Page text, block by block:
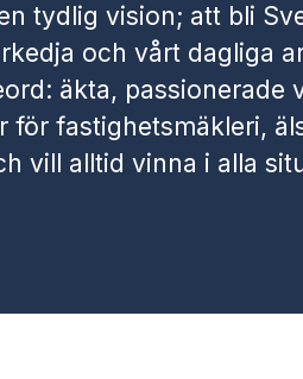
tydlig vision; att bli
och vårt dagliga
äkta, passionerade
för fastighetsmäkleri,
vill alltid vinna i alla